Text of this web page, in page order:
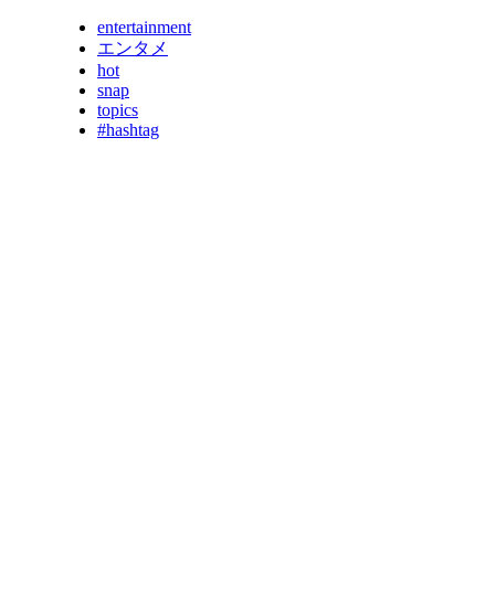
entertainment
エンタメ
hot
snap
topics
#hashtag